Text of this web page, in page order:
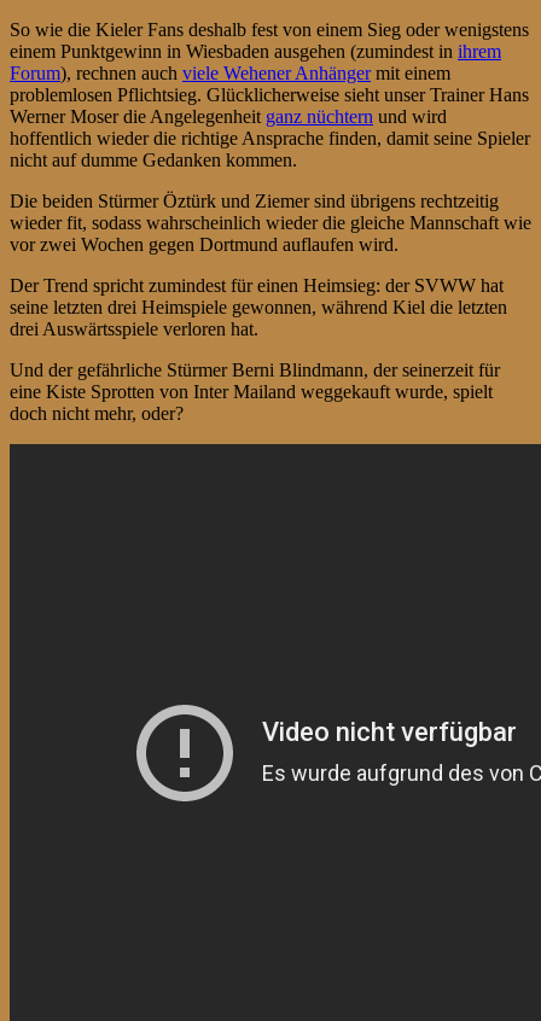
So wie die Kieler Fans deshalb fest von einem Sieg oder wenigstens
einem Punktgewinn in Wiesbaden ausgehen (zumindest in ihrem
Forum), rechnen auch viele Wehener Anhängermit einem
problemlosen Pflichtsieg. Glücklicherweise sieht unser Trainer Hans
Werner Moser die Angelegenheit ganz nüchtern und wird
hoffentlich wieder die richtige Ansprache finden, damit seine Spieler
nicht auf dumme Gedanken kommen.
Die beiden Stürmer Öztürk und Ziemer sind übrigens rechtzeitig
wieder fit, sodass wahrscheinlich wieder die gleiche Mannschaft wie
vor zwei Wochen gegen Dortmund auflaufen wird.
Der Trend spricht zumindest für einen Heimsieg: der SVWW hat
seine letzten drei Heimspiele gewonnen, während Kiel die letzten
drei Auswärtsspiele verloren hat.
Und der gefährliche Stürmer Berni Blindmann, der seinerzeit für
eine Kiste Sprotten von Inter Mailand weggekauft wurde, spielt
doch nicht mehr, oder?